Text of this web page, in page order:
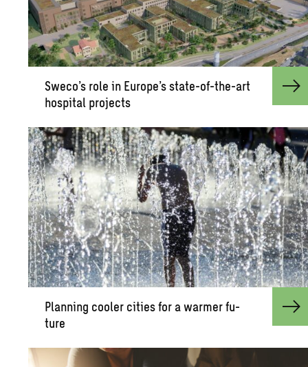
Sweco’s role in Eu­rope’s state-of-the-art
hos­pi­tal pro­jects
Plan­ning cooler cities for a warmer fu­
ture